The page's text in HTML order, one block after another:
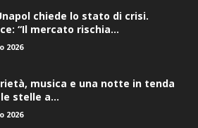
chiede lo stato di crisi.
“Il mercato rischia...
2026
musica e una notte in tenda
stelle a...
2026